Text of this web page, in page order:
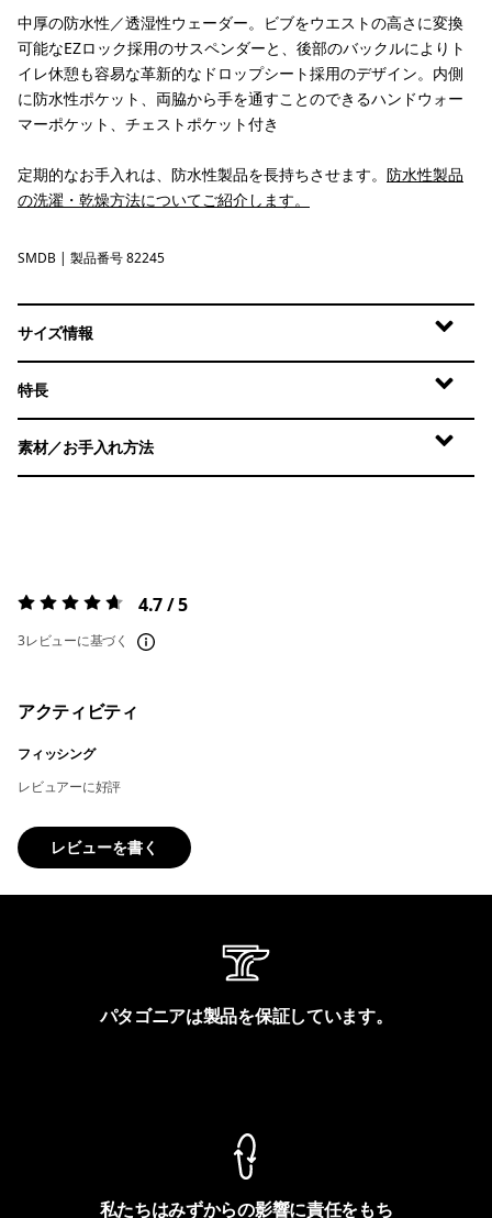
中厚の防水性／透湿性ウェーダー。ビブをウエストの高さに変換
可能なEZロック採用のサスペンダーと、後部のバックルによりト
イレ休憩も容易な革新的なドロップシート採用のデザイン。内側
に防水性ポケット、両脇から手を通すことのできるハンドウォー
マーポケット、チェストポケット付き
定期的なお手入れは、防水性製品を長持ちさせます。 防水性製品
の洗濯・乾燥方法についてご紹介します。
Smolder Blue
SMDB | 製品番号 82245
サイズ情報
特長
素材／お手入れ方法
評価:4.7 / 5 4.7 / 5
3レビューに基づく
アクティビティ
フィッシング
レビュアーに好評
レビューを書く
パタゴニアは製品を保証しています。
私たちはみずからの影響に責任をもち